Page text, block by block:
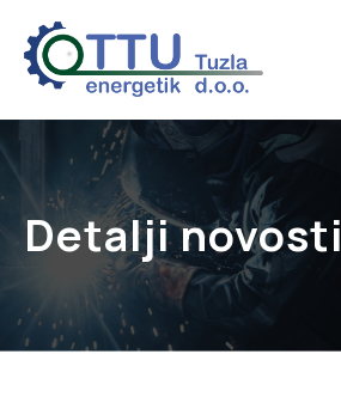
Detalji novosti